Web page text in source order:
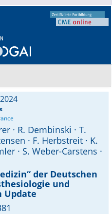
· R. Dembinski · T.
· F. Herbstreit · K.
· S. Weber-Carstens ·
der Deutschen
und
Update